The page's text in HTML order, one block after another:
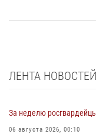
ЛЕНТА НОВОСТЕЙ
За неделю
06 августа 2026, 00:10